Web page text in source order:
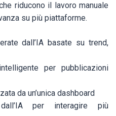
riducono il lavoro manuale
su più piattaforme.
dall’IA basate su trend,
per pubblicazioni
da un’unica dashboard
per interagire più